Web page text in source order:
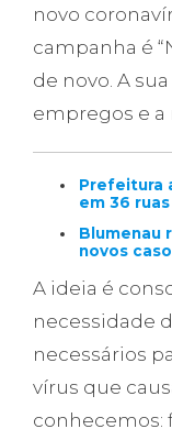
novo
campanha é
de novo. A
empregos e a
Prefeitura
em 36
Blumenau
novos
A ideia é
necessidade
necessários
vírus que
conhecemos: